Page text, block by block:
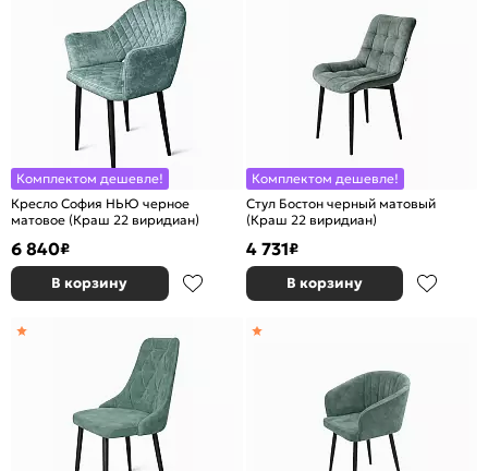
Комплектом дешевле!
Кресло София НЬЮ черное
матовое (Краш 22 виридиан)
6 840₽
В корзину
Комплектом дешевле!
Стул Бостон черный матовый
(Краш 22 виридиан)
4 731₽
В корзину